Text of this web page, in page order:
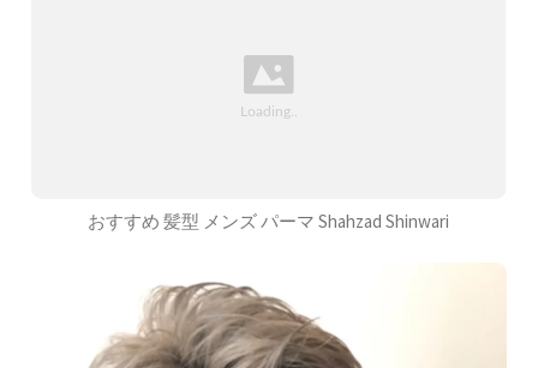
おすすめ 髪型 メンズ パーマ Shahzad Shinwari